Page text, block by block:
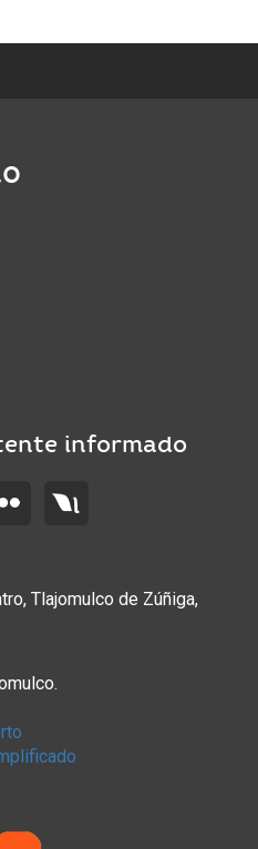
informado
Tlajomulco de Zúñiga,